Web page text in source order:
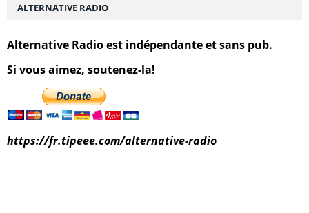
ALTERNATIVE RADIO
Alternative Radio est indépendante et sans pub.
Si vous aimez, soutenez-la!
https://fr.tipeee.com/alternative-radio